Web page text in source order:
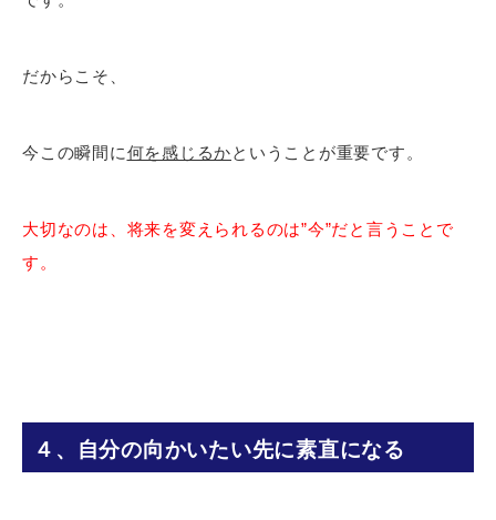
だからこそ、
今この瞬間に何を感じるかということが重要です。
大切なのは、将来を変えられるのは”今”だと言うことで
す。
４、自分の向かいたい先に素直になる